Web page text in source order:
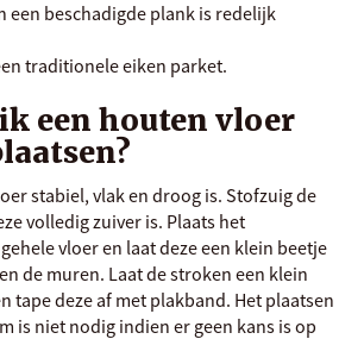
een beschadigde plank is redelijk
traditionele eiken parket.
een houten vloer
stabiel, vlak en droog is. Stofzuig de
volledig zuiver is. Plaats het
vloer en laat deze een klein beetje
de muren. Laat de stroken een klein
tape deze af met plakband. Het plaatsen
is niet nodig indien er geen kans is op